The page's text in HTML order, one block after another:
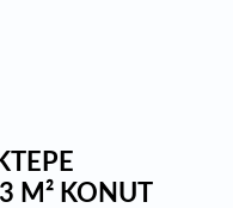
M² KONUT